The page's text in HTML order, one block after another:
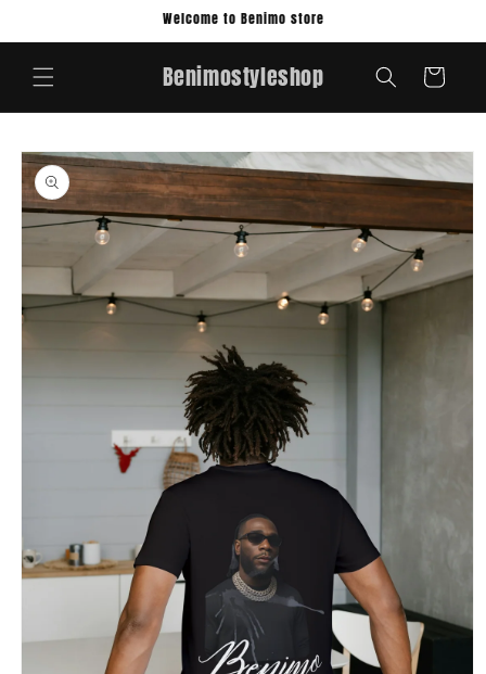
Welcome to Benimo store
Benimostyleshop Cart
Skip to
product
information